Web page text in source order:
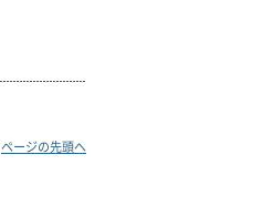
ページの先頭へ